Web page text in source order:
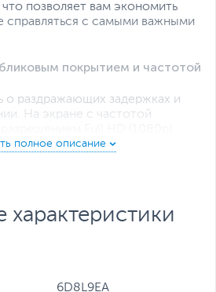
позволяет вам экономить
справляться с самыми важными
покрытием и частотой
о раздражающих задержках и
На экране с частотой
будет четким и плавным.
характеристики
6D8L9EA